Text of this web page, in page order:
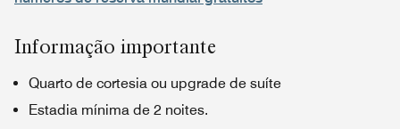
Informação importante
Quarto de cortesia ou upgrade de suíte
Estadia mínima de 2 noites.